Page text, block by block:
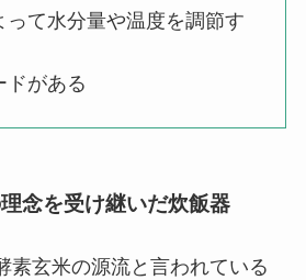
って水分量や温度を調節す
ドがある
念を受け継いだ炊飯器
素玄米の源流と言われている